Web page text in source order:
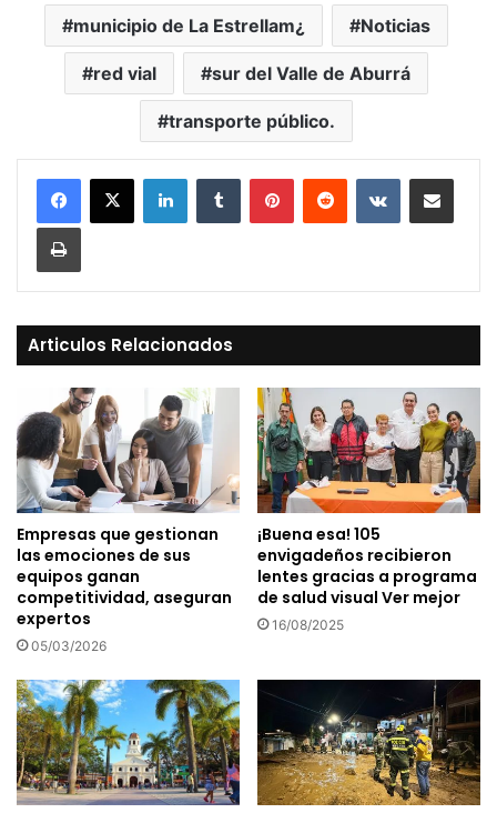
municipio de La Estrellam¿ Noticias
red vial sur del Valle de Aburrá
transporte público.
LinkedInTumblr PinterestReddit VKontakteCompartir vía Mail
Print
Articulos Relacionados
Empresas que gestionan
las emociones de sus
equipos ganan
competitividad, aseguran
expertos
05/03/2026
¡Buena esa! 105
envigadeños recibieron
lentes gracias a programa
de salud visual Ver mejor
16/08/2025